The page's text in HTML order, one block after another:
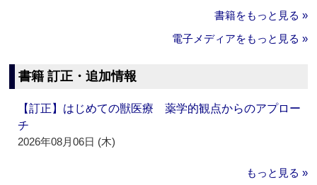
書籍をもっと見る »
電子メディアをもっと見る »
書籍 訂正・追加情報
【訂正】はじめての獣医療 薬学的観点からのアプロー
チ
2026年08月06日 (木)
もっと見る »